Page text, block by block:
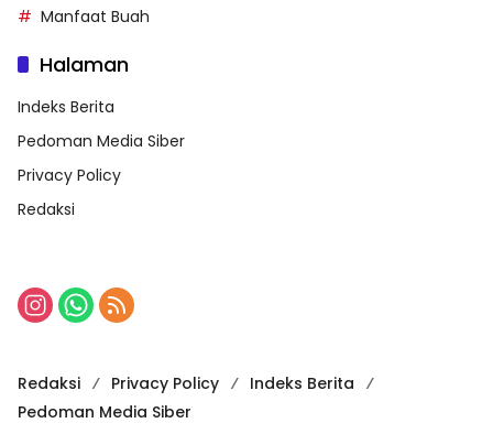
Manfaat Buah
Halaman
Indeks Berita
Pedoman Media Siber
Privacy Policy
Redaksi
Redaksi Privacy Policy
Indeks Berita
Pedoman Media Siber